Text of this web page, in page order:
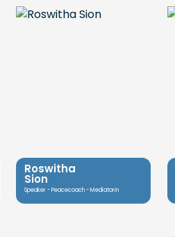
Roswitha
Sion
Speaker - Peacecoach - Mediatorin